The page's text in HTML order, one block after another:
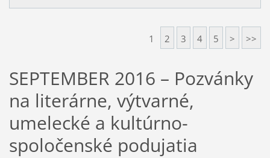
1 2 3 4 5 > >>
SEPTEMBER 2016 – Pozvánky
na literárne, výtvarné,
umelecké a kultúrno-
spoločenské podujatia